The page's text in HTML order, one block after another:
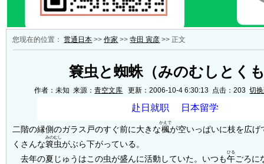
您现在的位置：贯通日本 >>作家 >>寺田 寅彦 >> 正文
簔虫と蜘蛛（みのむしとく
作者：未知 来源：青空文库 更新：2006-10-4 6:30:13 点击：203切
二階の縁側のガラス戸のすぐ前に大きな楓
かえで
が空いっぱいに枝を広げ
くさんな簔虫
みのむし
がぶら下がっている。
去年の夏じゅうはこの虫が盛んに活動していた。いつも午
ひる
ごろに